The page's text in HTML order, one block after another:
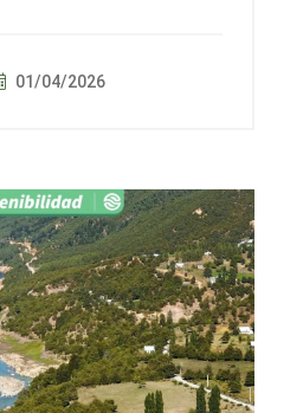
01/04/2026